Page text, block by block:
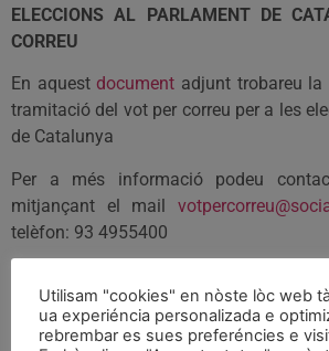
ELECCIONS AL PARLAMENT DE
CORREU
En aquest document adjunt trobareu
tramitació del vot per correu per a les
de Catalunya
Per a més informació podeu
mitjançant el mail
telèfon: 93 4955400
Oficines de Correus
Utilisam "cookies" en nòste lòc web
ua experiéncia personalizada e
rebrembar es sues preferéncies e